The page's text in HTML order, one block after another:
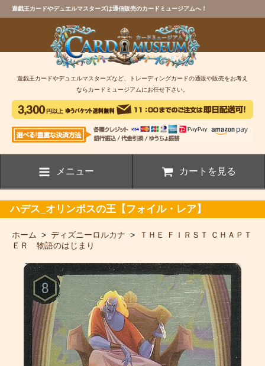
遊戯王カードやデュエルマスターズは通信販売のカードミュージアムへ！
遊戯王カードやデュエルマスターズなど、トレーディングカードの通販や販売をお考え
ならカードミュージアムにお任せ下さい。
メニュー カートを見る
ハデス_オリンポスの王【フォイル・レア】
ホーム > ディズニーロルカナ >
ＴＨＥ ＦＩＲＳＴ ＣＨＡＰＴ
ＥＲ 物語のはじまり